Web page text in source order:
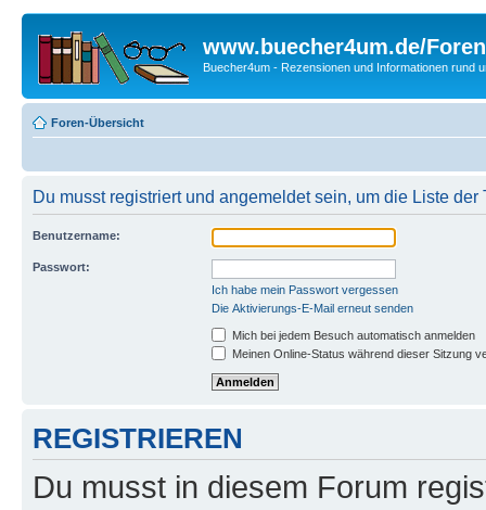
www.buecher4um.de/Foren
Buecher4um - Rezensionen und Informationen rund
Foren-Übersicht
Du musst registriert und angemeldet sein, um die Liste
Benutzername:
Passwort:
Ich habe mein Passwort vergessen
Die Aktivierungs-E-Mail erneut senden
Mich bei jedem Besuch automatisch anmelden
Meinen Online-Status während dieser Sitzung
REGISTRIEREN
Du musst in diesem Forum